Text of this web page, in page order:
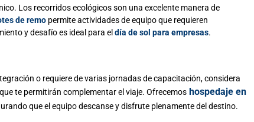
Los recorridos ecológicos son una excelente manera de
de remo permite actividades de equipo que requieren
y desafío es ideal para el día de sol para empresas.
o requiere de varias jornadas de capacitación, considera
te permitirán complementar el viaje. Ofrecemos hospedaje en
que el equipo descanse y disfrute plenamente del destino.